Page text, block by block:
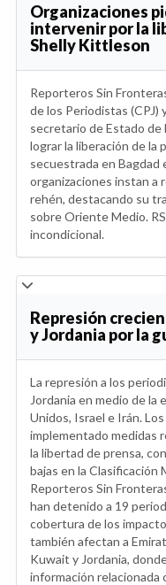
Organizaciones
intervenir por la
Shelly Kittleson
Reporteros Sin
de los Periodistas (CPJ)
secretario de Estado de
lograr la liberación de la
secuestrada en Bagdad
organizaciones instan a
rehén, destacando su
sobre Oriente Medio.
incondicional.
Represión
y Jordania por la
La represión a los
Jordania en medio de
Unidos, Israel e Irán.
implementado medidas
la libertad de prensa,
bajas en la Clasificación
Reporteros Sin
han detenido a 19
cobertura de los
también afectan a
Kuwait y Jordania,
información relacionada